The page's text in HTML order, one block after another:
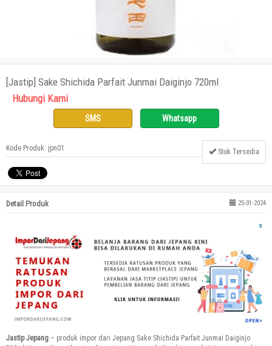
[Jastip] Sake Shichida Parfait Junmai Daiginjo 720ml
Hubungi Kami
SMS Whatsapp
Kode Produk: jpn01 Stok Tersedia
Detail Produk 25-01-2024
Jastip Jepang – produk impor dari Jepang Sake Shichida Parfait Junmai Daiginjo